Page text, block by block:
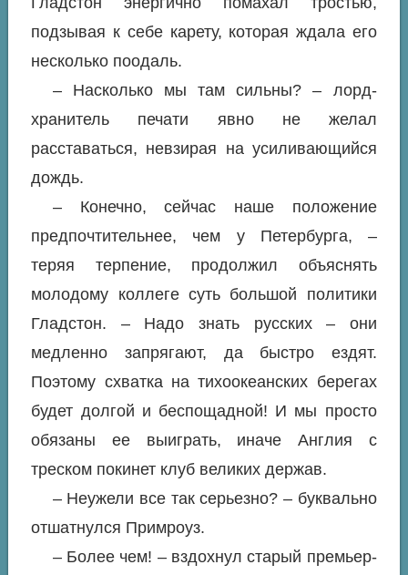
подзывая к себе карету, которая ждала его
несколько поодаль.
– Насколько мы там сильны? – лорд-
хранитель печати явно не желал
расставаться, невзирая на усиливающийся
дождь.
– Конечно, сейчас наше положение
предпочтительнее, чем у Петербурга, –
теряя терпение, продолжил объяснять
молодому коллеге суть большой политики
Гладстон. – Надо знать русских – они
медленно запрягают, да быстро ездят.
Поэтому схватка на тихоокеанских берегах
будет долгой и беспощадной! И мы просто
обязаны ее выиграть, иначе Англия с
треском покинет клуб великих держав.
– Неужели все так серьезно? – буквально
отшатнулся Примроуз.
– Более чем! – вздохнул старый премьер-